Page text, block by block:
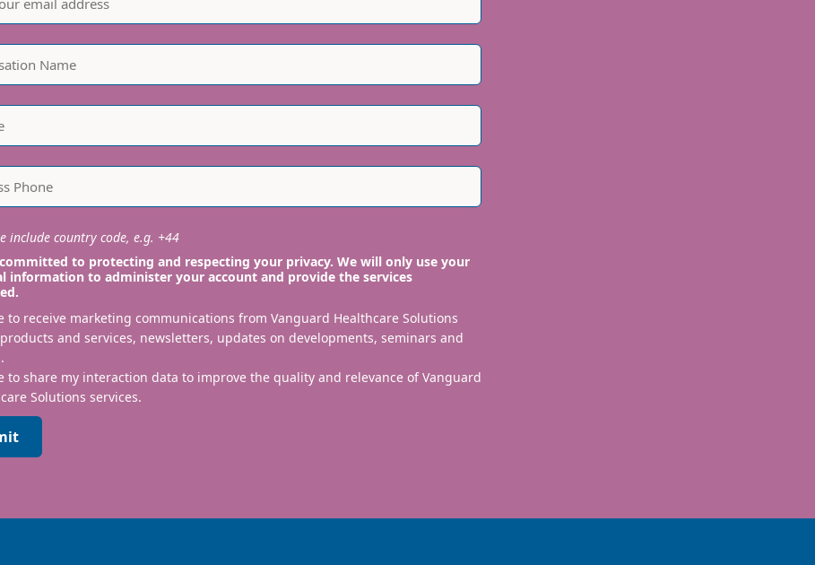
include country code, e.g. +44
to protecting and respecting your privacy. We will only use your
information to administer your account and provide the services
to receive marketing communications from Vanguard Healthcare Solutions
and services, newsletters, updates on developments, seminars and
to share my interaction data to improve the quality and relevance of Vanguard
Solutions services.